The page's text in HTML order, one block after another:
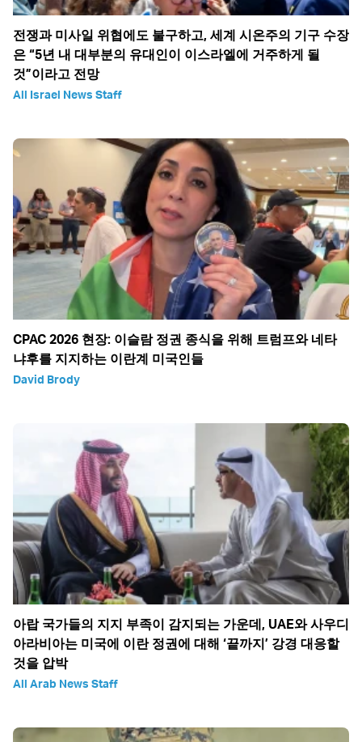
전쟁과 미사일 위협에도 불구하고, 세계 시온주의 기구 수장
은 “5년 내 대부분의 유대인이 이스라엘에 거주하게 될
것”이라고 전망
All Israel News Staff
CPAC 2026 현장: 이슬람 정권 종식을 위해 트럼프와 네타
냐후를 지지하는 이란계 미국인들
David Brody
아랍 국가들의 지지 부족이 감지되는 가운데, UAE와 사우디
아라비아는 미국에 이란 정권에 대해 ‘끝까지’ 강경 대응할
것을 압박
All Arab News Staff